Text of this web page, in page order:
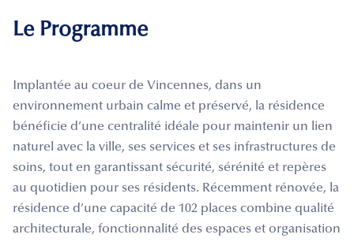
Le Programme
Implantée au coeur de Vincennes, dans un
environnement urbain calme et préservé, la résidence
bénéficie d’une centralité idéale pour maintenir un lien
naturel avec la ville, ses services et ses infrastructures de
soins, tout en garantissant sécurité, sérénité et repères
au quotidien pour ses résidents. Récemment rénovée, la
résidence d’une capacité de 102 places combine qualité
architecturale, fonctionnalité des espaces et organisation